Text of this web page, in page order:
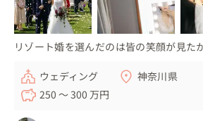
リゾート婚を選んだのは皆の笑顔が見た
ウェディング
神奈川県
250 〜 300 万円